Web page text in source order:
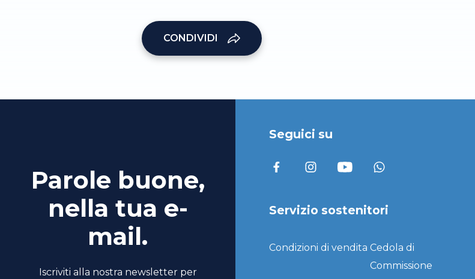
CONDIVIDI
Parole buone,
nella tua e-
mail.
Iscriviti alla nostra newsletter per
Seguici su
Servizio sostenitori
Condizioni di vendita Cedola di
Commissione